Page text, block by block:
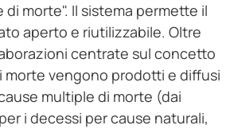
morte". Il sistema permette il
aperto e riutilizzabile. Oltre
centrate sul concetto
morte vengono prodotti e diffusi
multiple di morte (dai
i decessi per cause naturali,